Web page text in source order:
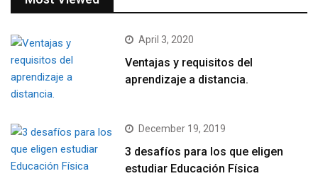
April 3, 2020
Ventajas y requisitos del
aprendizaje a distancia.
December 19, 2019
3 desafíos para los que eligen
estudiar Educación Física